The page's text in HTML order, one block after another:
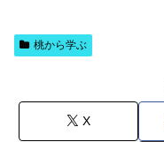
桃から学ぶ
X